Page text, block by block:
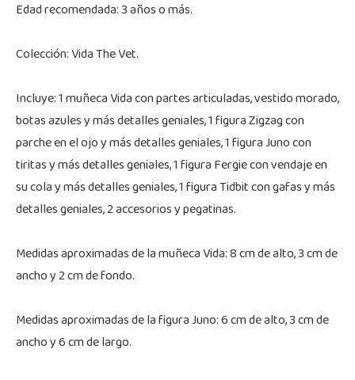
Edad recomendada: 3 años o más.
Colección: Vida The Vet.
Incluye: 1 muñeca Vida con partes articuladas, vestido morado,
botas azules y más detalles geniales, 1 figura Zigzag con
parche en el ojo y más detalles geniales, 1 figura Juno con
tiritas y más detalles geniales, 1 figura Fergie con vendaje en
su cola y más detalles geniales, 1 figura Tidbit con gafas y más
detalles geniales, 2 accesorios y pegatinas.
Medidas aproximadas de la muñeca Vida: 8 cm de alto, 3 cm de
ancho y 2 cm de fondo.
Medidas aproximadas de la figura Juno: 6 cm de alto, 3 cm de
ancho y 6 cm de largo.